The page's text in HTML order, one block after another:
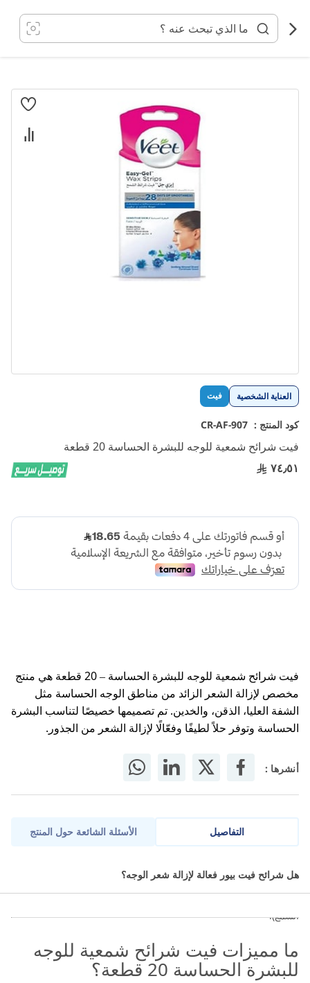
المحتوى
العناية الشخصية فيت
كود المنتج : CR-AF-907
فيت شرائح شمعية للوجه للبشرة الحساسة 20 قطعة
٧٤٫٥١
فيت شرائح شمعية للوجه للبشرة الحساسة – 20 قطعة هي منتج
مخصص لإزالة الشعر الزائد من مناطق الوجه الحساسة مثل
الشفة العليا، الذقن، والخدين. تم تصميمها خصيصًا لتناسب البشرة
الحساسة وتوفر حلاً لطيفًا وفعّالًا لإزالة الشعر من الجذور.
أنشرها :
انتقل
تخطي
إلى
بداية
معرض
الصور
التفاصيل
الشمع).
ما مميزات فيت شرائح شمعية للوجه
للبشرة الحساسة 20 قطعة؟
الأسئلة الشائعة حول المنتج
هل شرائح فيت بيور فعالة لإزالة شعر الوجه؟